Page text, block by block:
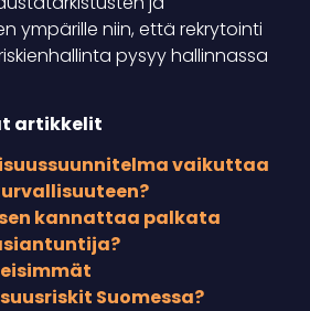
ympärille niin, että rekrytointi
pysyy hallinnassa
artikkelit
vaikuttaa
kannattaa palkata
Suomessa?